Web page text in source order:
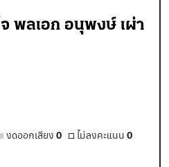
จ พลเอก อนุพงษ์ เผ่า
งดออกเสียง 0 ไม่ลงคะแนน 0